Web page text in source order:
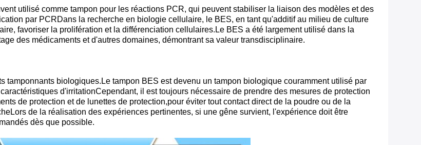
utilisé comme tampon pour les réactions PCR, qui peuvent stabiliser la liaison des modèles et des
par PCRDans la recherche en biologie cellulaire, le BES, en tant qu'additif au milieu de culture
favoriser la prolifération et la différenciation cellulaires.Le BES a été largement utilisé dans la
des médicaments et d'autres domaines, démontrant sa valeur transdisciplinaire.
tamponnants biologiques.Le tampon BES est devenu un tampon biologique couramment utilisé par
d'irritationCependant, il est toujours nécessaire de prendre des mesures de protection
de protection et de lunettes de protection,pour éviter tout contact direct de la poudre ou de la
de la réalisation des expériences pertinentes, si une gêne survient, l'expérience doit être
dès que possible.